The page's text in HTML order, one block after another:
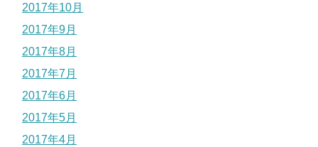
2017年10月
2017年9月
2017年8月
2017年7月
2017年6月
2017年5月
2017年4月